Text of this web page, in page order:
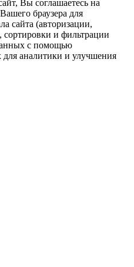
Вы соглашаетесь на
браузера для
сайта (авторизации,
сортировки и фильтрации
с помощью
аналитики и улучшения